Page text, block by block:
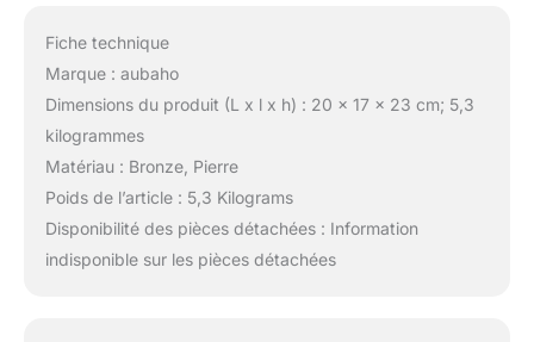
Fiche technique
Marque : aubaho
Dimensions du produit (L x l x h) : 20 x 17 x 23 cm; 5,3
kilogrammes
Matériau : Bronze, Pierre
Poids de l’article : 5,3 Kilograms
Disponibilité des pièces détachées : Information
indisponible sur les pièces détachées